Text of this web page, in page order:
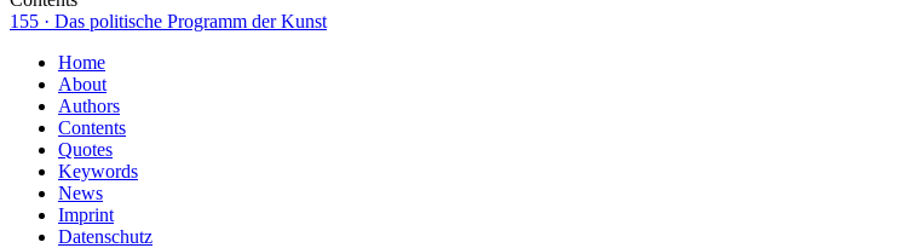
155 · Das politische Programm der Kunst
Home
About
Authors
Contents
Quotes
Keywords
News
Imprint
Datenschutz